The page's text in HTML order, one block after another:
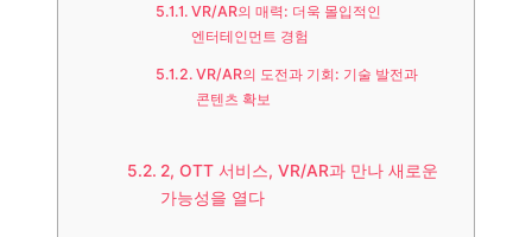
VR/AR의 매력: 더욱 몰입적인
엔터테인먼트 경험
VR/AR의 도전과 기회: 기술 발전과
콘텐츠 확보
2, OTT 서비스, VR/AR과 만나 새로운
가능성을 열다